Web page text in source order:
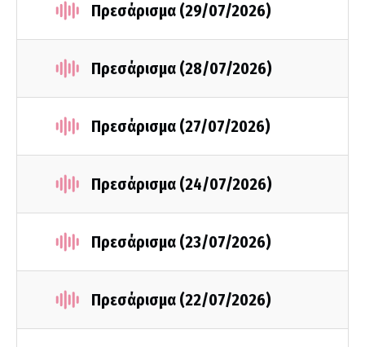
Πρεσάρισμα (29/07/2026)
Πρεσάρισμα (28/07/2026)
Πρεσάρισμα (27/07/2026)
Πρεσάρισμα (24/07/2026)
Πρεσάρισμα (23/07/2026)
Πρεσάρισμα (22/07/2026)